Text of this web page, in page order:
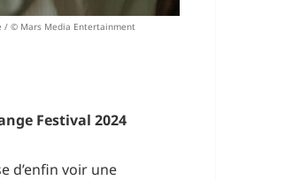
/ © Mars Media Entertainment
Festival 2024
d’enfin voir une